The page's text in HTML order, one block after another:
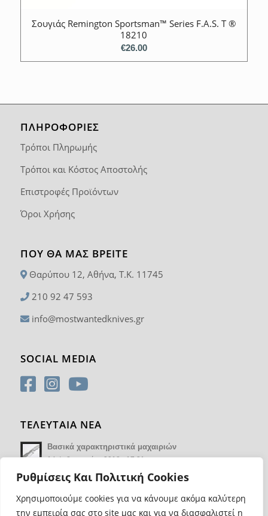
Ρυθμίσεις Και Πολιτική Cookies
Χρησιμοποιούμε cookies για να κάνουμε ακόμα καλύτερη
την εμπειρία σας στο site μας και για να διασφαλιστεί η
Σουγιάς Remington Sportsman™ Series F.A.S. T ®
18210
€26.00
ΠΛΗΡΟΦΟΡΙΕΣ
Τρόποι Πληρωμής
Τρόποι και Κόστος Αποστολής
Επιστροφές Προϊόντων
Όροι Χρήσης
ΠΟΥ ΘΑ ΜΑΣ ΒΡΕΊΤΕ
Θαρύπου 12, Αθήνα, T.K. 11745
210 92 47 593
info@mostwantedknives.gr
SOCIAL MEDIA
ΤΕΛΕΥΤΑΙΑ ΝΕΑ
Βασικά χαρακτηριστικά μαχαιριών
14 Φεβρουαρίου 2018 - 17:21